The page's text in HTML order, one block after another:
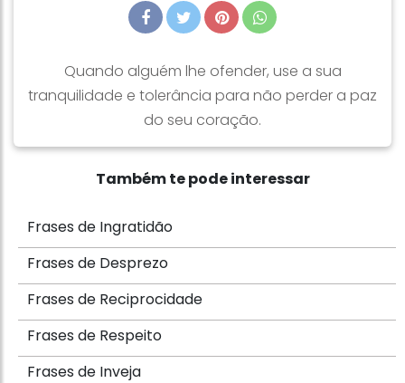
Quando alguém lhe ofender, use a sua
tranquilidade e tolerância para não perder a paz
do seu coração.
Também te pode interessar
Frases de Ingratidão
Frases de Desprezo
Frases de Reciprocidade
Frases de Respeito
Frases de Inveja